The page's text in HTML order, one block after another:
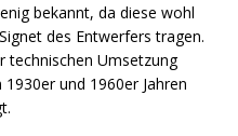
bekannt, da diese wohl
des Entwerfers tragen.
technischen Umsetzung
und 1960er Jahren